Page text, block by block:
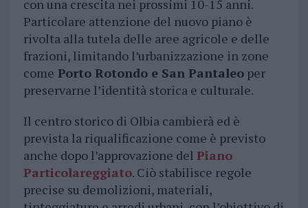
con una crescita nei prossimi 10-15 anni.
Particolare attenzione del nuovo piano è
rivolta alla tutela delle aree agricole e delle
frazioni, limitando l’urbanizzazione in zone
come Porto Rotondo e San Pantaleoper
preservarne l’identità storica e culturale.
Il centro storico di Olbia cambierà ed è
prevista la riqualificazione come è previsto
anche dopo l’approvazione del Piano
Particolareggiato. Ciò stabilisce regole
precise su demolizioni, materiali,